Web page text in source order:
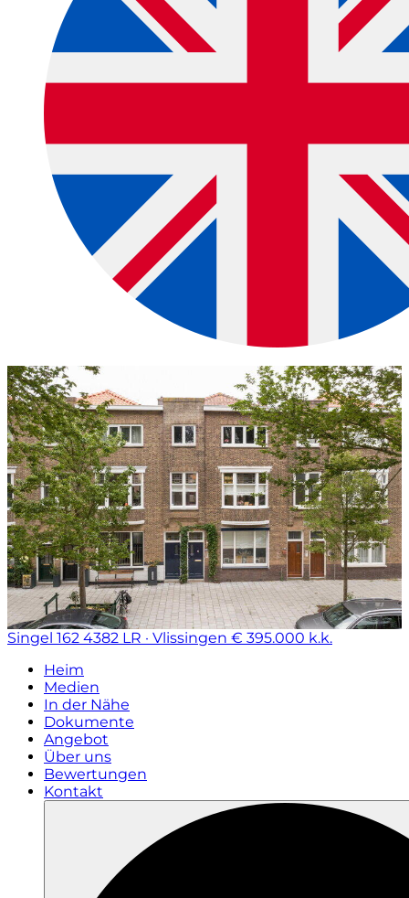
Singel 162 4382 LR · Vlissingen € 395.000 k.k.
Heim
Medien
In der Nähe
Dokumente
Angebot
Über uns
Bewertungen
Kontakt